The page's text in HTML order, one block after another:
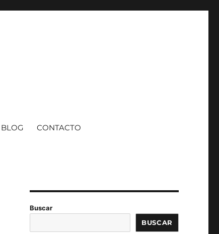
BLOG CONTACTO
Buscar
BUSCAR